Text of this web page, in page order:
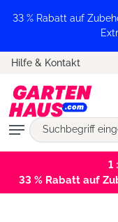
springen
33 % Rabatt auf
Hilfe & Kontakt
1
33 % Rabatt auf